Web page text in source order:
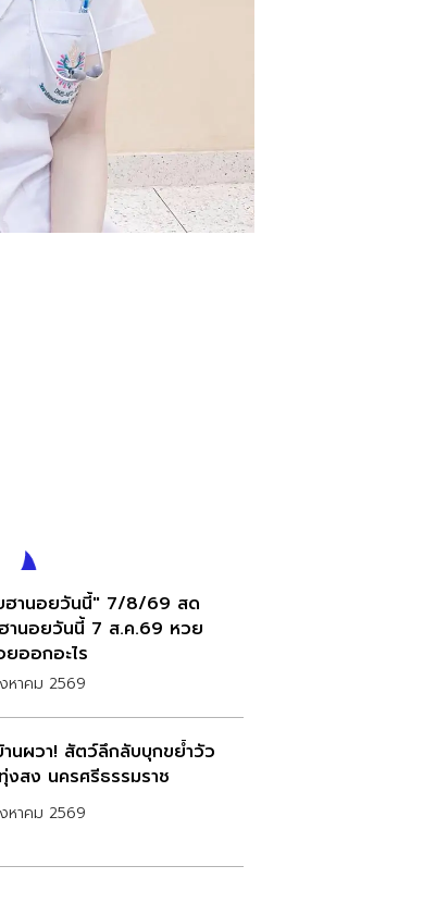
ฮานอยวันนี้" 7/8/69 สด
านอยวันนี้ 7 ส.ค.69 หวย
ยออกอะไร
หาคม 2569
านผวา! สัตว์ลึกลับบุกขย้ำวัว
งสง นครศรีธรรมราช
หาคม 2569